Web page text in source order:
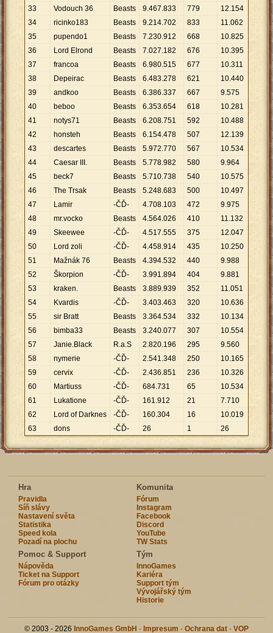
33
Vodouch 36 Beasts 9.467.833 779 12.154
34
ricinko183 Beasts 9.214.702 833 11.062
35
pupendo1 Beasts 7.230.912 668 10.825
36
Lord Elrond Beasts 7.027.182 676 10.395
37
francoa Beasts 6.980.515 677 10.311
38
Depeirac Beasts 6.483.278 621 10.440
39
andkoo Beasts 6.386.337 667 9.575
40
beboo Beasts 6.353.654 618 10.281
41
notys71 Beasts 6.208.751 592 10.488
42
honsteh Beasts 6.154.478 507 12.139
43
descartes Beasts 5.972.770 567 10.534
44
Caesar III. Beasts 5.778.982 580 9.964
45
beck7 Beasts 5.710.738 540 10.575
46
The Trsak Beasts 5.248.683 500 10.497
47
Lamir -ČĎ- 4.708.103 472 9.975
48
mr.vocko Beasts 4.564.026 410 11.132
49
Skeewee -ČĎ- 4.517.555 375 12.047
50
Lord zoli -ČĎ- 4.458.914 435 10.250
51
Mažnák 76 Beasts 4.394.532 440 9.988
52
Škorpion -ČĎ- 3.991.894 404 9.881
53
kraken. Beasts 3.889.939 352 11.051
54
Kvardis -ČĎ- 3.403.463 320 10.636
55
sir Bratt Beasts 3.364.534 332 10.134
56
bimba33 Beasts 3.240.077 307 10.554
57
Janie.Black R.a.S 2.820.196 295 9.560
58
nymerie -ČĎ- 2.541.348 250 10.165
59
cervix -ČĎ- 2.436.851 236 10.326
60
Martiuss -ČĎ- 684.731 65 10.534
61
Lukatione -ČĎ- 161.912 21 7.710
62
Lord of Darknes -ČĎ- 160.304 16 10.019
63
dons -ČĎ- 26 1 26
Hra
Pravidla
Síň slávy
Nastavení světa
Statistika
Speed kola
Pozadí na plochu
Komunita
Fórum
Instagram
Facebook
Discord
YouTube
TW Stats
Pomoc & Support
Nápověda
Ticket na Support
Fórum pro otázky
Tým
InnoGames
Kariéra
Support tým
Vývojářský tým
Historie
© 2003 - 2026 InnoGames GmbH · Impresum · Ochrana dat · VOP